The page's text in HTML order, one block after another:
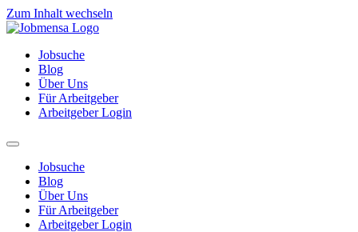
Zum Inhalt wechseln
Jobsuche
Blog
Über Uns
Für Arbeitgeber
Arbeitgeber Login
Jobsuche
Blog
Über Uns
Für Arbeitgeber
Arbeitgeber Login